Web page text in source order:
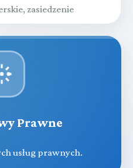
zasiedzenie
Prawne
usług prawnych.